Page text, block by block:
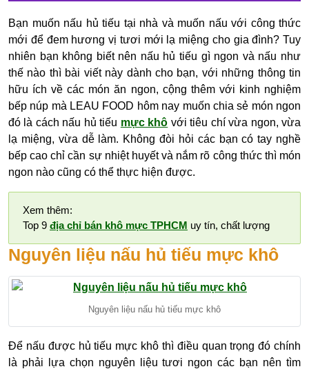
Bạn muốn nấu hủ tiếu tại nhà và muốn nấu với công thức
mới để đem hương vị tươi mới lạ miệng cho gia đình? Tuy
nhiên bạn không biết nên nấu hủ tiếu gì ngon và nấu như
thế nào thì bài viết này dành cho bạn, với những thông tin
hữu ích về các món ăn ngon, cộng thêm với kinh nghiệm
bếp núp mà LEAU FOOD hôm nay muốn chia sẻ món ngon
đó là cách nấu hủ tiếu mực khô với tiêu chí vừa ngon, vừa
lạ miệng, vừa dễ làm. Không đòi hỏi các bạn có tay nghề
bếp cao chỉ cần sự nhiệt huyết và nắm rõ công thức thì món
ngon nào cũng có thể thực hiện được.
Xem thêm:
Top 9 địa chỉ bán khô mực TPHCM uy tín, chất lượng
Nguyên liệu nấu hủ tiếu mực khô
Nguyên liệu nấu hủ tiếu mực khô
Để nấu được hủ tiếu mực khô thì điều quan trọng đó chính
là phải lựa chọn nguyên liệu tươi ngon các bạn nên tìm